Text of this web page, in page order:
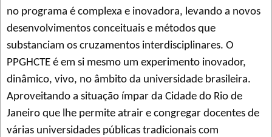
no programa é complexa e inovadora, levando a novos
desenvolvimentos conceituais e métodos que
substanciam os cruzamentos interdisciplinares. O
PPGHCTE é em si mesmo um experimento inovador,
dinâmico, vivo, no âmbito da universidade brasileira.
Aproveitando a situação ímpar da Cidade do Rio de
Janeiro que lhe permite atrair e congregar docentes de
várias universidades públicas tradicionais com